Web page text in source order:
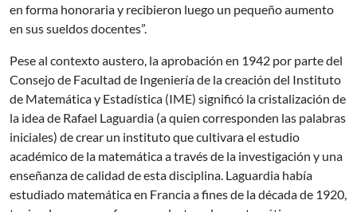
en forma honoraria y recibieron luego un pequeño aumento
en sus sueldos docentes”.
Pese al contexto austero, la aprobación en 1942 por parte del
Consejo de Facultad de Ingeniería de la creación del Instituto
de Matemática y Estadística (IME) significó la cristalización de
la idea de Rafael Laguardia (a quien corresponden las palabras
iniciales) de crear un instituto que cultivara el estudio
académico de la matemática a través de la investigación y una
enseñanza de calidad de esta disciplina. Laguardia había
estudiado matemática en Francia a fines de la década de 1920,